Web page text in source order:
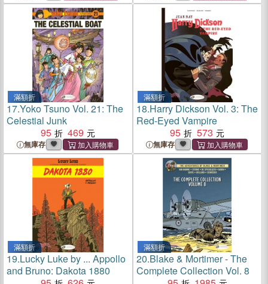
滿額折
17.Yoko Tsuno Vol. 21: The
Celestial Junk
95
469
無庫存
滿額折
18.Harry Dickson Vol. 3: The
Red-Eyed Vampire
95
573
無庫存
滿額折
19.Lucky Luke by ... Appollo
and Bruno: Dakota 1880
滿額折
20.Blake & Mortimer - The
Complete Collection Vol. 8